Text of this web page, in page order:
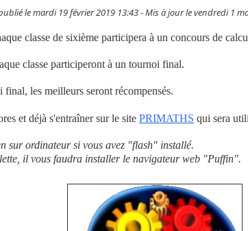
publié le mardi 19 février 2019 13:43 - Mis à jour le vendredi 1
classe de sixième participera à un concours de
classe participeront à un tournoi final.
final, les meilleurs seront récompensés.
et déjà s'entraîner sur le site PRIMATHS qui sera
sur ordinateur si vous avez "flash" installé.
il vous faudra installer le navigateur web "Puffin".